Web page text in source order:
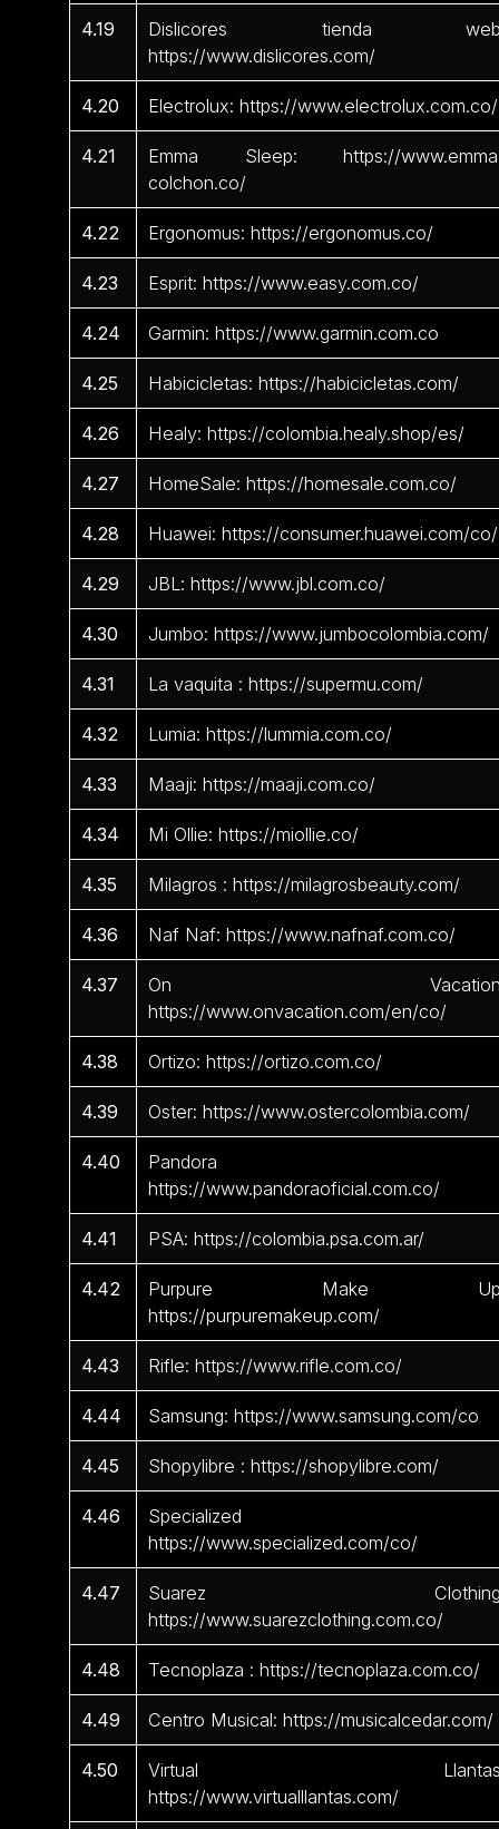
4.19
Dislicores tienda
https://www.dislicores.com/
4.20 Electrolux: https://www.electrolux.com.co/
4.21
Emma Sleep: https://
colchon.co/
4.22 Ergonomus: https://ergonomus.co/
4.23 Esprit: https://www.easy.com.co/
4.24 Garmin: https://www.garmin.com.co
4.25 Habicicletas: https://habicicletas.com/
4.26 Healy: https://colombia.healy.shop/es/
4.27 HomeSale: https://homesale.com.co/
4.28 Huawei: https://consumer.huawei.com/co/
4.29 JBL: https://www.jbl.com.co/
4.30 Jumbo: https://www.jumbocolombia.com/
4.31 La vaquita : https://supermu.com/
4.32 Lumia: https://lummia.com.co/
4.33 Maaji: https://maaji.com.co/
4.34 Mi Ollie: https://miollie.co/
4.35 Milagros : https://milagrosbeauty.com/
4.36 Naf Naf: https://www.nafnaf.com.co/
4.37
On
https://www.onvacation.com/en/co/
4.38 Ortizo: https://ortizo.com.co/
4.39 Oster: https://www.ostercolombia.com/
4.40
Pandora
https://www.pandoraoficial.com.co/
4.41 PSA: https://colombia.psa.com.ar/
4.42
Purpure Make
https://purpuremakeup.com/
4.43 Rifle: https://www.rifle.com.co/
4.44 Samsung: https://www.samsung.com/co
4.45 Shopylibre : https://shopylibre.com/
4.46
Specialized
https://www.specialized.com/co/
4.47
Suarez
https://www.suarezclothing.com.co/
4.48 Tecnoplaza : https://tecnoplaza.com.co/
4.49 Centro Musical: https://musicalcedar.com/
4.50
Virtual
https://www.virtualllantas.com/